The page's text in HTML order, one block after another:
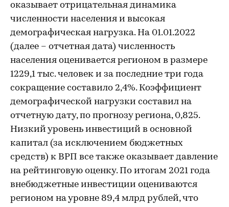
оказывает отрицательная динамика
численности населения и высокая
демографическая нагрузка. На 01.01.2022
(далее – отчетная дата) численность
населения оценивается регионом в размере
1229,1 тыс. человек и за последние три года
сокращение составило 2,4%. Коэффициент
демографической нагрузки составил на
отчетную дату, по прогнозу региона, 0,825.
Низкий уровень инвестиций в основной
капитал (за исключением бюджетных
средств) к ВРП все также оказывает давление
на рейтинговую оценку. По итогам 2021 года
внебюджетные инвестиции оцениваются
регионом на уровне 89,4 млрд рублей, что